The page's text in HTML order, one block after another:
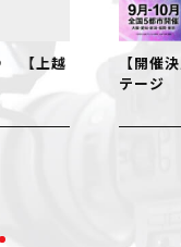
【上越
【開催
テージ